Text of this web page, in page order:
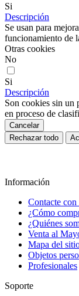
Si
Descripción
Se usan para
funcionamiento de
Otras cookies
No
Si
Descripción
Son cookies sin un
en proceso de
Cancelar
Rechazar todo
Información
Contacte con
¿Cómo
¿Quiénes
Venta al
Mapa del
Objetos
Profesionales
Soporte